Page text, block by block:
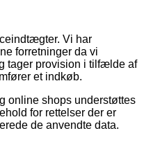
Vi har
forretninger da vi
tager provision i tilfælde af
et indkøb.
online shops understøttes
for rettelser der er
de anvendte data.